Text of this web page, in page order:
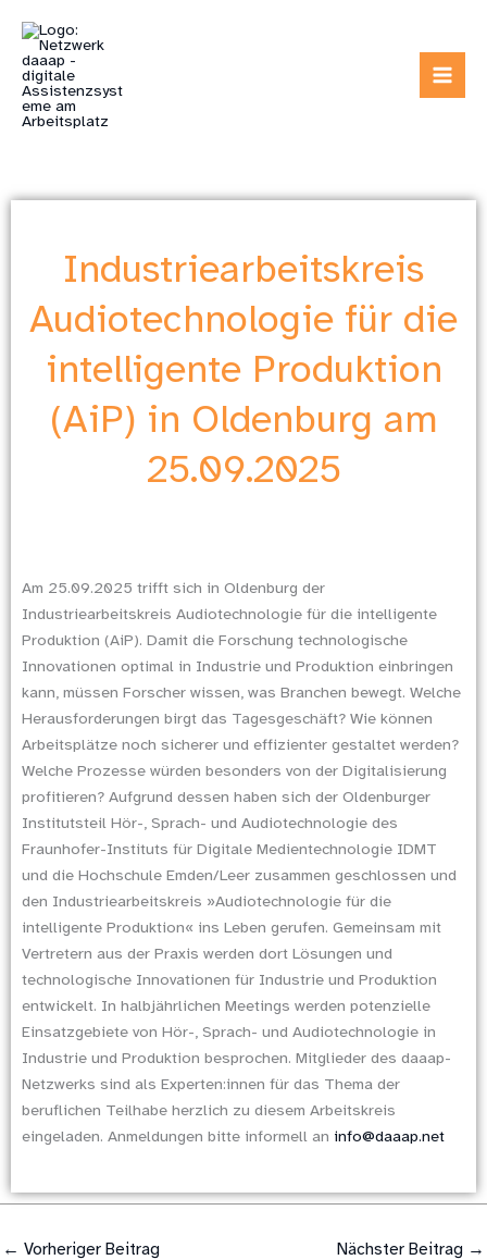
Inhalt
springen
Industriearbeitskreis
Audiotechnologie für die
intelligente Produktion
(AiP) in Oldenburg am
25.09.2025
Am 25.09.2025 trifft sich in Oldenburg der
Industriearbeitskreis Audiotechnologie für die intelligente
Produktion (AiP). Damit die Forschung technologische
Innovationen optimal in Industrie und Produktion einbringen
kann, müssen Forscher wissen, was Branchen bewegt. Welche
Herausforderungen birgt das Tagesge­schäft? Wie können
Arbeitsplätze noch sicherer und effizienter gestaltet werden?
Welche Prozesse würden besonders von der Digitalisierung
profitieren? Aufgrund dessen haben sich der Oldenburger
Institutsteil Hör-, Sprach- und Audiotechnologie des
Fraunhofer-Instituts für Digitale Medientechnologie IDMT
und die Hochschule Emden/Leer zusam­men geschlossen und
den Industriearbeitskreis »Audiotechnologie für die
intelligente Produktion« ins Leben gerufen. Gemeinsam mit
Vertretern aus der Praxis werden dort Lösungen und
technologische Innovationen für Industrie und Produktion
entwickelt. In halbjährlichen Meetings werden potenzielle
Einsatzgebiete von Hör-, Sprach- und Audio­technologie in
Industrie und Produktion besprochen. Mitglieder des daaap-
Netzwerks sind als Experten:innen für das Thema der
beruflichen Teilhabe herzlich zu diesem Arbeitskreis
eingeladen. Anmeldungen bitte informell an info@daaap.net
← Vorheriger Beitrag Nächster Beitrag →